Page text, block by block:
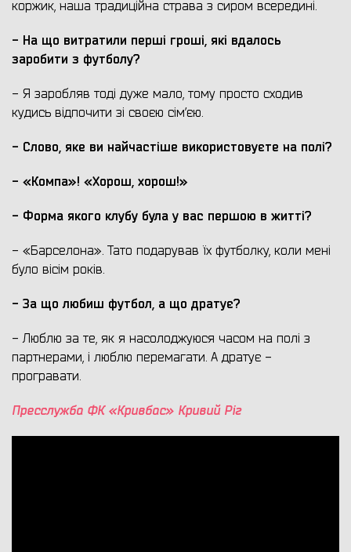
коржик, наша традиційна страва з сиром всередині.
- На що витратили перші гроші, які вдалось
заробити з футболу?
- Я заробляв тоді дуже мало, тому просто сходив
кудись відпочити зі своєю сім’єю.
- Слово, яке ви найчастіше використовуєте на полі?
- «Компа»! «Хорош, хорош!»
- Форма якого клубу була у вас першою в житті?
- «Барселона». Тато подарував їх футболку, коли мені
було вісім років.
- За що любиш футбол, а що дратує?
- Люблю за те, як я насолоджуюся часом на полі з
партнерами, і люблю перемагати. А дратує -
програвати.
Пресслужба ФК «Кривбас» Кривий Ріг